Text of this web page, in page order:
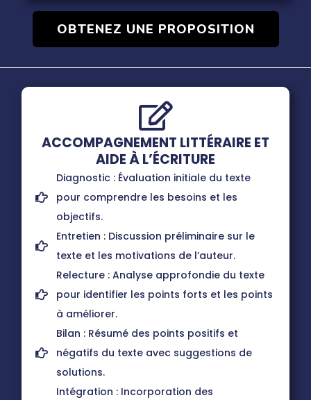
OBTENEZ UNE PROPOSITION
ACCOMPAGNEMENT LITTÉRAIRE ET
AIDE À L’ÉCRITURE
Diagnostic : Évaluation initiale du texte
pour comprendre les besoins et les
objectifs.
Entretien : Discussion préliminaire sur le
texte et les motivations de l’auteur.
Relecture : Analyse approfondie du texte
pour identifier les points forts et les points
à améliorer.
Bilan : Résumé des points positifs et
négatifs du texte avec suggestions de
solutions.
Intégration : Incorporation des